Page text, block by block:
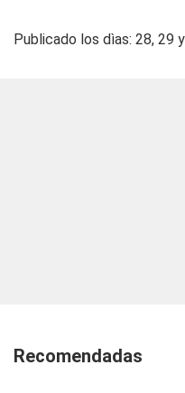
Publicado los dìas: 28, 29
Recomendadas